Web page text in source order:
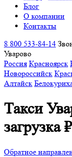
Блог
О компании
Контакты
8 800 533-84-14
Уварово
Россия Красноярск
Новороссийск
Алтайск
Такси
загрузка₽
Обратное